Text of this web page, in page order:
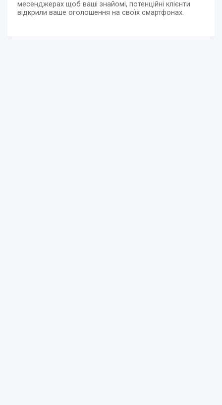
месенджерах щоб ваші знайомі, потенційні клієнти
відкрили ваше оголошення на своїх смартфонах.